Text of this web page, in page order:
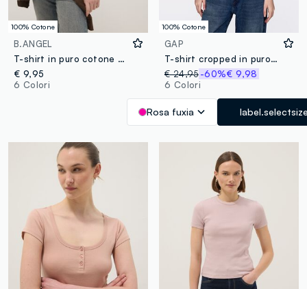
100% Cotone
B.ANGEL
T-shirt in puro cotone a righe multicolor regular fit
€ 9,95
6 Colori
100% Cotone
GAP
T-shirt cropped in puro cotone
€ 24,95 -60%€ 9,98
6 Colori
Rosa fuxia